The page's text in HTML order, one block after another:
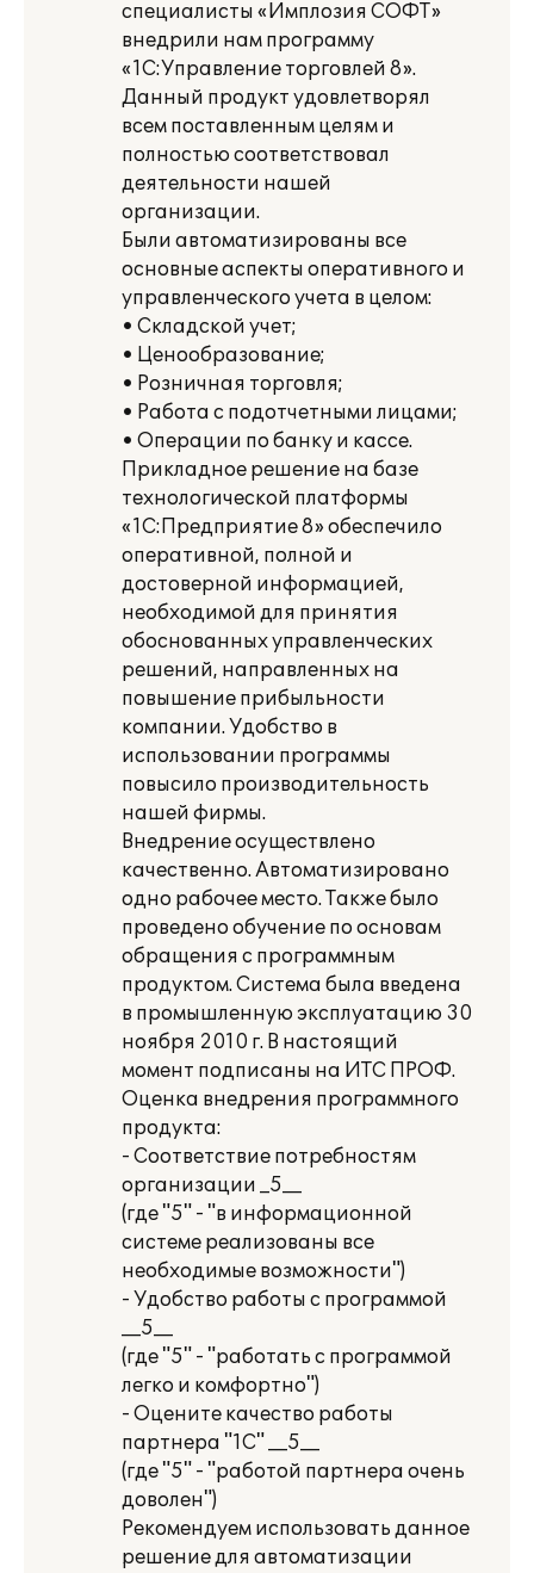
специалисты «Имплозия СОФТ»
внедрили нам программу
«1С:Управление торговлей 8».
Данный продукт удовлетворял
всем поставленным целям и
полностью соответствовал
деятельности нашей
организации.
Были автоматизированы все
основные аспекты оперативного и
управленческого учета в целом:
• Складской учет;
• Ценообразование;
• Розничная торговля;
• Работа с подотчетными лицами;
• Операции по банку и кассе.
Прикладное решение на базе
технологической платформы
«1С:Предприятие 8» обеспечило
оперативной, полной и
достоверной информацией,
необходимой для принятия
обоснованных управленческих
решений, направленных на
повышение прибыльности
компании. Удобство в
использовании программы
повысило производительность
нашей фирмы.
Внедрение осуществлено
качественно. Автоматизировано
одно рабочее место. Также было
проведено обучение по основам
обращения с программным
продуктом. Система была введена
в промышленную эксплуатацию 30
ноября 2010 г. В настоящий
момент подписаны на ИТС ПРОФ.
Оценка внедрения программного
продукта:
- Соответствие потребностям
организации _5__
(где "5" - "в информационной
системе реализованы все
необходимые возможности")
- Удобство работы с программой
__5__
(где "5" - "работать с программой
легко и комфортно")
- Оцените качество работы
партнера "1С" __5__
(где "5" - "работой партнера очень
доволен")
Рекомендуем использовать данное
решение для автоматизации